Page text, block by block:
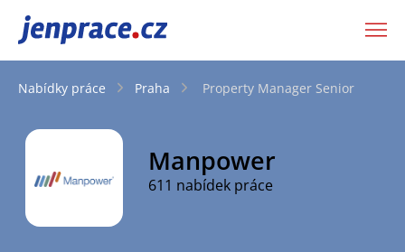
JenPráce.cz
Nabídky práce Praha Property Manager Senior
Manpower
611 nabídek práce